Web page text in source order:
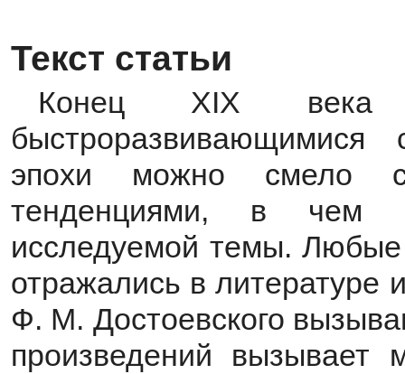
Текст статьи
Конец XIX века
быстроразвивающимися
эпохи можно смело
тенденциями, в чем и
исследуемой темы. Любые
отражались в литературе
Ф. М. Достоевского
произведений